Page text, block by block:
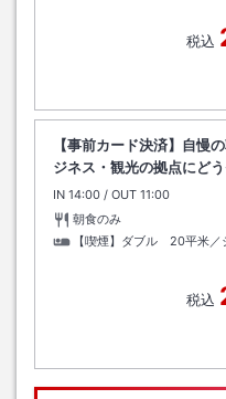
税込
【事前カード決済】自慢
ジネス・観光の拠点にど
IN チェックイン
14:00 / OUT チェックアウト
11:00
朝食のみ
【喫煙】ダブル 20平米／
税込